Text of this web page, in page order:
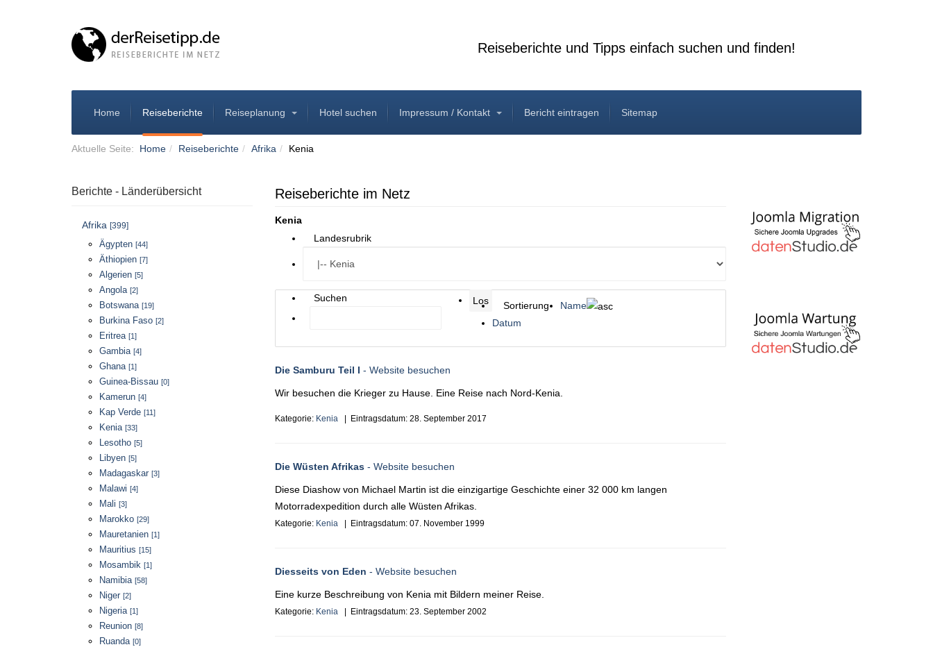
Reiseberichte und Tipps einfach suchen und finden!
Home Reiseberichte Reiseplanung Hotel suchen Impressum / Kontakt Bericht eintragen Sitemap
Aktuelle Seite: Home Reiseberichte Afrika Kenia
Reiseberichte im Netz
Kenia
Landesrubrik
Suchen
Sortierung
Name
Datum
Die Samburu Teil I - Website besuchen
Wir besuchen die Krieger zu Hause. Eine Reise nach Nord-Kenia.
Kategorie: Kenia | Eintragsdatum: 28. September 2017
Die Wüsten Afrikas- Website besuchen
Diese Diashow von Michael Martin ist die einzigartige Geschichte einer 32 000 km langen
Motorradexpedition durch alle Wüsten Afrikas.
Kategorie: Kenia | Eintragsdatum: 07. November 1999
Diesseits von Eden - Website besuchen
Eine kurze Beschreibung von Kenia mit Bildern meiner Reise.
Kategorie: Kenia | Eintragsdatum: 23. September 2002
Berichte - Länderübersicht
Afrika [399]
Ägypten [44]
Äthiopien [7]
Algerien [5]
Angola [2]
Botswana [19]
Burkina Faso [2]
Eritrea [1]
Gambia [4]
Ghana [1]
Guinea-Bissau [0]
Kamerun [4]
Kap Verde [11]
Kenia [33]
Lesotho [5]
Libyen [5]
Madagaskar [3]
Malawi [4]
Mali [3]
Marokko [29]
Mauretanien [1]
Mauritius [15]
Mosambik [1]
Namibia [58]
Niger [2]
Nigeria [1]
Reunion [8]
Ruanda [0]